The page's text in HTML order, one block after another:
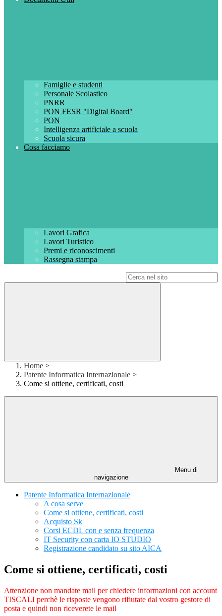
Famiglie e studenti
Personale Scolastico
PNRR
PON FESR "Digital Board"
PON
Intelligenza artificiale a scuola
Scuola sicura
Cosa facciamo
Lavori Grafica
Lavori Turistico
Premi e riconoscimenti
Rassegna stampa
Home >
Patente Informatica Internazionale >
Come si ottiene, certificati, costi
Menu di
navigazione
Patente Informatica Internazionale
A cosa serve
Come si ottiene, certificati, costi
Acquisto Sk
Corsi ECDL con e senza frequenza
IT Security con carta IO STUDIO
Registrazione candidato su sito AICA
Come si ottiene, certificati, costi
Attenzione non mandate mail per chiedere informazioni con account
TISCALI perchè le risposte vengono rifiutate dal vostro gestore di
posta e quindi non riceverete le mail